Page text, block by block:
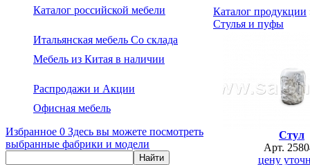
Каталог российской мебели
Итальянская мебель Со склада
Мебель из Китая в наличии
Распродажи и Акции
Офисная мебель
Избранное 0 Здесь вы можете посмотреть
выбранные фабрики и модели
Каталог продукции
Стулья и пуфы
Стул
Арт.
цену